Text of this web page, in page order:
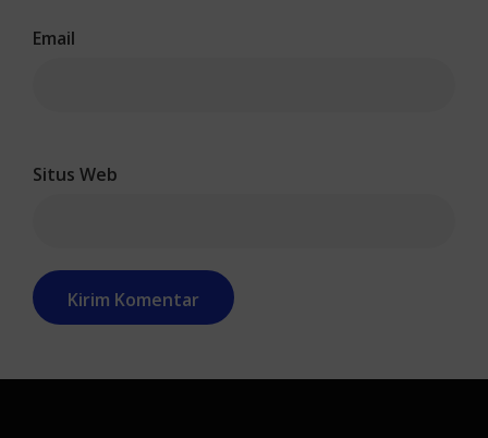
Email
Situs Web